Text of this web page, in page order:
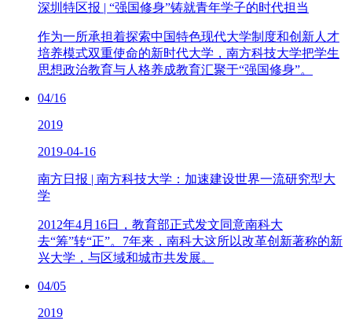
深圳特区报 | “强国修身”铸就青年学子的时代担当
作为一所承担着探索中国特色现代大学制度和创新人才
培养模式双重使命的新时代大学，南方科技大学把学生
思想政治教育与人格养成教育汇聚于“强国修身”。
04/16
2019
2019-04-16
南方日报 | 南方科技大学：加速建设世界一流研究型大
学
2012年4月16日，教育部正式发文同意南科大
去“筹”转“正”。7年来，南科大这所以改革创新著称的新
兴大学，与区域和城市共发展。
04/05
2019